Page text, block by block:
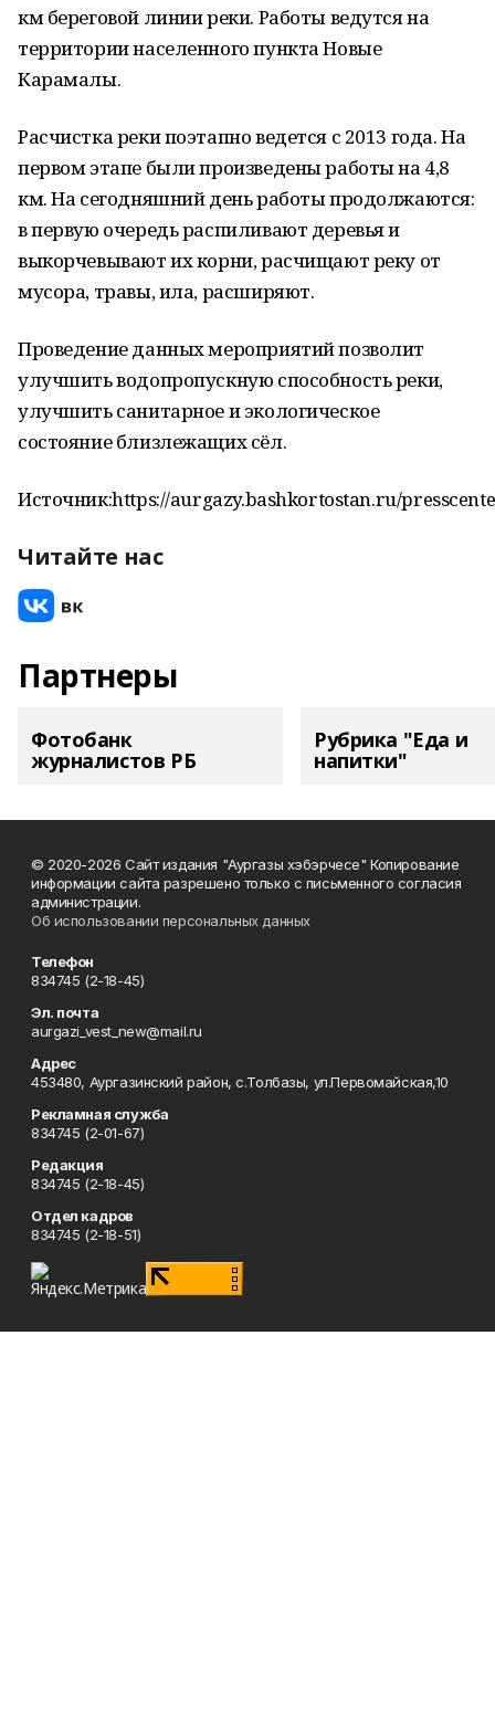
км береговой линии реки. Работы ведутся на
территории населенного пункта Новые
Карамалы.
Расчистка реки поэтапно ведется с 2013 года. На
первом этапе были произведены работы на 4,8
км. На сегодняшний день работы продолжаются:
в первую очередь распиливают деревья и
выкорчевывают их корни, расчищают реку от
мусора, травы, ила, расширяют.
Проведение данных мероприятий позволит
улучшить водопропускную способность реки,
улучшить санитарное и экологическое
состояние близлежащих сёл.
Источник:https://aurgazy.bashkortostan.ru/
Читайте нас
Партнеры
Фотобанк
журналистов РБ
Рубрика "Еда и
напитки"
© 2020-2026 Сайт издания "Аургазы хэбэрчесе" Копирование
информации сайта разрешено только с письменного согласия
администрации.
Об использовании персональных данных
Телефон
834745 (2-18-45)
Эл. почта
aurgazi_vest_new@mail.ru
Адрес
453480, Аургазинский район, с.Толбазы, ул.Первомайская,10
Рекламная служба
834745 (2-01-67)
Редакция
834745 (2-18-45)
Отдел кадров
834745 (2-18-51)